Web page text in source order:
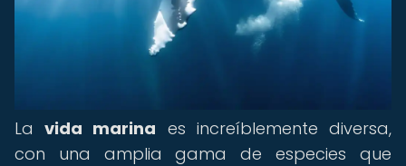
Lavida marina es increíblemente diversa,
con una amplia gama de especies que